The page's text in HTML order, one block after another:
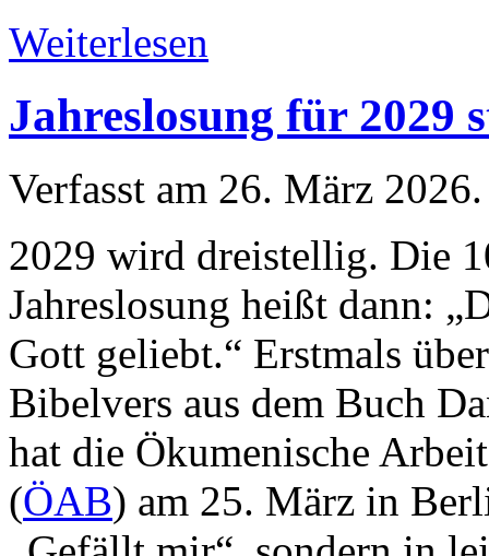
Weiterlesen
Jahreslosung für 2029
Verfasst am 26. März 2026.
2029 wird dreistellig. Die
Jahreslosung heißt dann:
Gott geliebt.“ Erstmals
Bibelvers aus dem Buch
hat die Ökumenische
(ÖAB) am 25. März in